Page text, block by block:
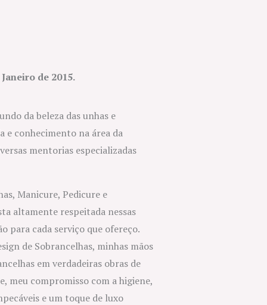
de 2015.
da beleza das unhas e
e conhecimento na área da
mentorias especializadas
Manicure, Pedicure e
altamente respeitada nessas
para cada serviço que ofereço.
de Sobrancelhas, minhas mãos
em verdadeiras obras de
meu compromisso com a higiene,
e um toque de luxo